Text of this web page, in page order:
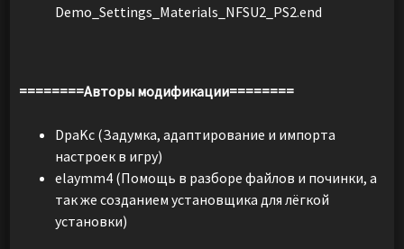
Demo_Settings_Materials_NFSU2_PS2.end
========Авторы модификации========
DpaKc (Задумка, адаптирование и импорта
настроек в игру)
elaymm4 (Помощь в разборе файлов и починки, а
так же созданием установщика для лёгкой
установки)